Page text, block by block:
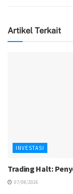
Artikel Terkait
INVESTASI
Trading Halt:
07/08/2026